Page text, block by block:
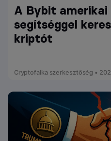
A Bybit amerikai
segítséggel
kriptót
Cryptofalka szerkesztőség •